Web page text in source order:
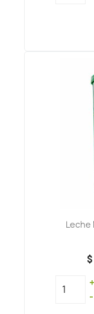
Leche
+
-